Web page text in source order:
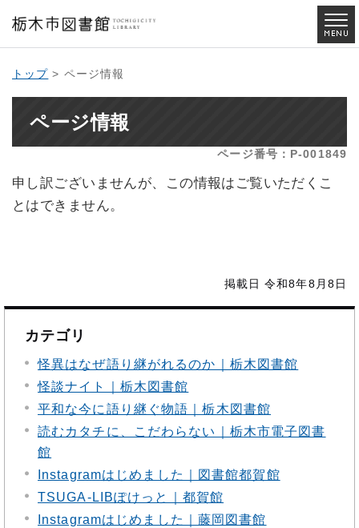
トップ > ページ情報
ページ情報
ページ番号：P-001849
申し訳ございませんが、この情報はご覧いただくこ
とはできません。
掲載日 令和8年8月8日
カテゴリ
怪異はなぜ語り継がれるのか｜栃木図書館
怪談ナイト｜栃木図書館
平和な今に語り継ぐ物語｜栃木図書館
読むカタチに、こだわらない｜栃木市電子図書
館
Instagramはじめました｜図書館都賀館
TSUGA-LIBぽけっと｜都賀館
Instagramはじめました｜藤岡図書館